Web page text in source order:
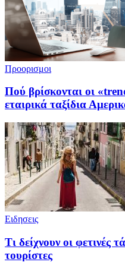
Προορισμοι
Πού βρίσκονται οι
εταιρικά ταξίδια
Ειδησεις
Τι δείχνουν οι φετινές
τουρίστες